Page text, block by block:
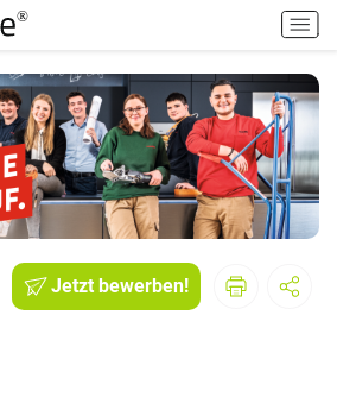
H
a
u
p
t
m
e
n
ü
i
Jetzt bewerben!